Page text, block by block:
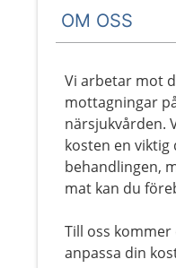
OM OSS
Vi arbetar mot
mottagningar
närsjukvården.
kosten en viktig
behandlingen,
mat kan du
Till oss
anpassa din